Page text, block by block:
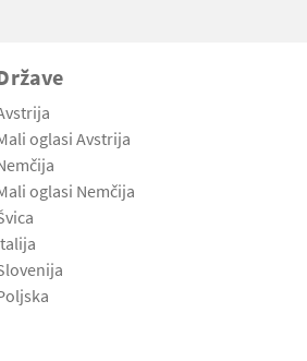
oglasi Avstrija
oglasi Nemčija